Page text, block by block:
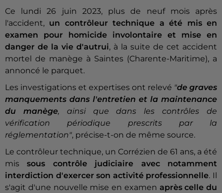
Ce lundi 26 juin 2023, plus de neuf mois après
l'accident, un contrôleur technique a été mis en
examen pour homicide involontaire et mise en
danger de la vie d'autrui, à la suite de cet accident
mortel de manège à Saintes (Charente-Maritime), a
annoncé le parquet.
Les investigations et expertises ont relevé "de graves
manquements dans l'entretien et la maintenance
du manège, ainsi que dans les contrôles de
vérification périodique prescrits par la
réglementation", précise-t-on de même source.
Le contrôleur technique, un Corrézien de 61 ans, a été
missous contrôle judiciaire avec notamment
interdiction d'exercer son activité professionnelle. Il
s'agit d'une nouvelle mise en examen après celle du